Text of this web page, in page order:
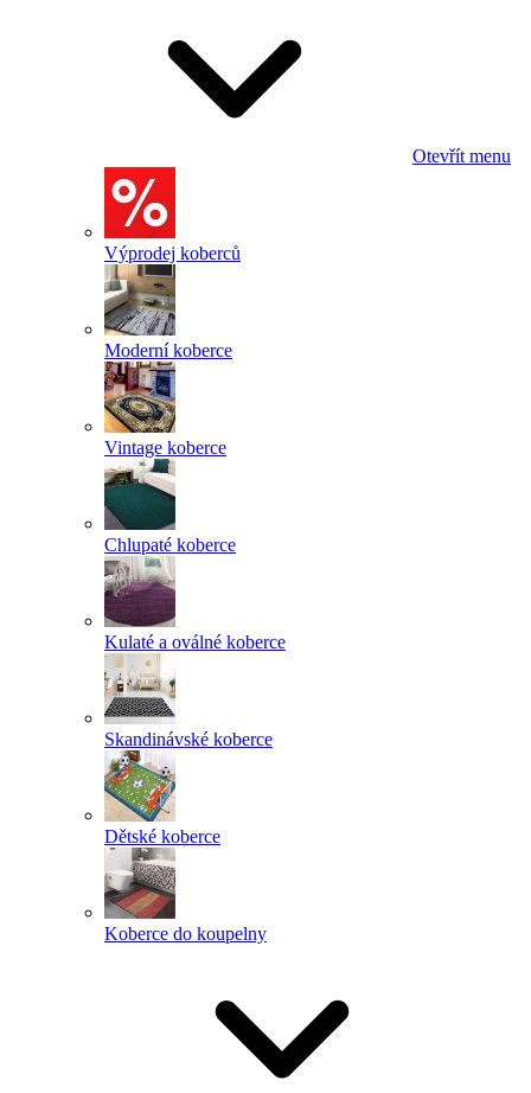
Otevřít menu
Výprodej koberců
Moderní koberce
Vintage koberce
Chlupaté koberce
Kulaté a oválné koberce
Skandinávské koberce
Dětské koberce
Koberce do koupelny